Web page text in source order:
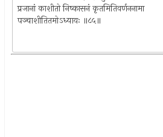
प्रजानां काशीतो निष्कासनं कृतमितिवर्णननामा
पञ्चाशीतितमोऽध्यायः ॥८५॥